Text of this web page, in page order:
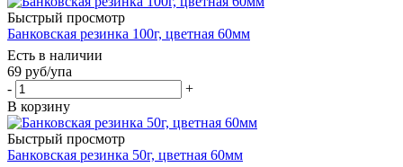
Быстрый просмотр
Банковская резинка 100г, цветная 60мм
Есть в наличии
69 руб/упа
-
+
В корзину
Быстрый просмотр
Банковская резинка 50г, цветная 60мм